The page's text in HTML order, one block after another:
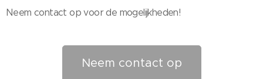
Neem contact op voor de mogelijkheden!
Neem contact op